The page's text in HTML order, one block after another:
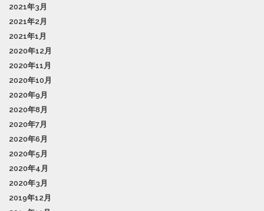
2021年3月
2021年2月
2021年1月
2020年12月
2020年11月
2020年10月
2020年9月
2020年8月
2020年7月
2020年6月
2020年5月
2020年4月
2020年3月
2019年12月